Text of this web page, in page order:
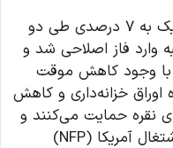
قیمت جهانی نقره پس از رشد نزدیک به ۷ درصدی طی دو
وارد فاز اصلاحی شد و
کرد. با وجود کاهش موقت
اوراق خزانه‌داری و کاهش
نقره حمایت می‌کنند و
نگاه معامله‌گران اکنون به گزارش اشتغال آمریکا (NFP)